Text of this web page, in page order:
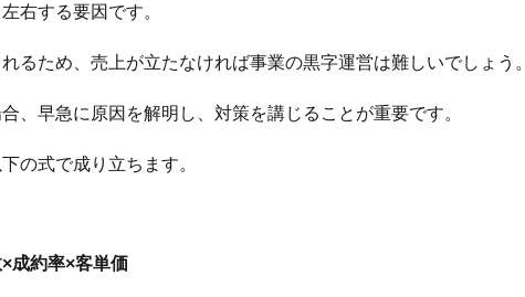
右する要因です。
るため、売上が立たなければ事業の黒字運営は難しいでしょう。
、早急に原因を解明し、対策を講じることが重要です。
の式で成り立ちます。
成約率×客単価